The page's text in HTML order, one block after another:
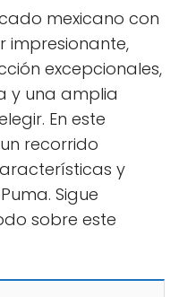
mexicano con
impresionante,
excepcionales,
y una amplia
En este
recorrido
y
Sigue
sobre este